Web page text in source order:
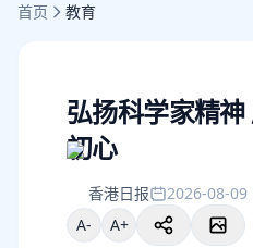
首页 教育
弘扬科学家精
初心
香港日报 2026-08-09
A-
A+